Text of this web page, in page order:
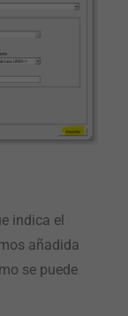
indica el
añadida
se puede